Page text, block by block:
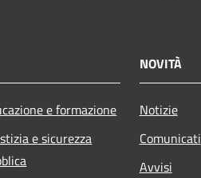
e formazione
e sicurezza
NOVITÀ
Notizie
Comunicati
Avvisi